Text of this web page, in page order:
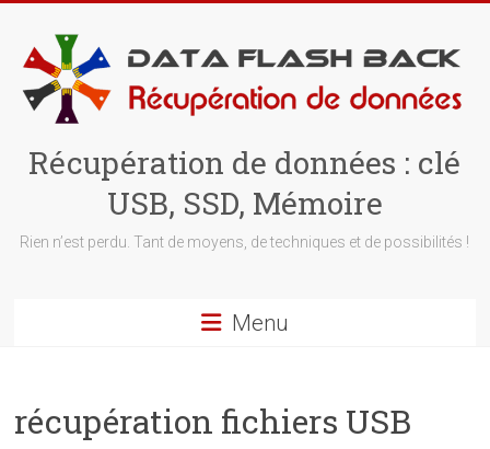
content
Récupération de données : clé
USB, SSD, Mémoire
Rien n’est perdu. Tant de moyens, de techniques et de possibilités !
Menu
récupération fichiers USB